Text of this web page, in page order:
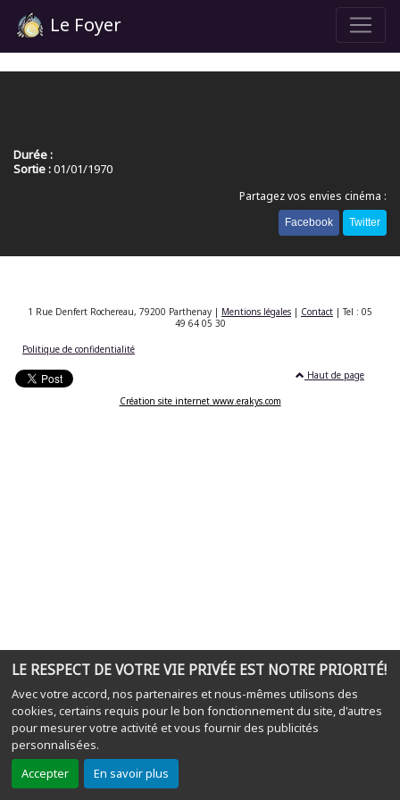
LE RESPECT DE VOTRE VIE PRIVÉE EST NOTRE PRIORITÉ!
Avec votre accord, nos partenaires et nous-mêmes utilisons des
cookies, certains requis pour le bon fonctionnement du site, d'autres
pour mesurer votre activité et vous fournir des publicités
personnalisées.
Accepter
En savoir plus
Le Foyer
Durée :
Sortie :01/01/1970
Partagez vos envies cinéma :
Facebook Twitter
1 Rue Denfert Rochereau, 79200 Parthenay | Mentions légales | Contact | Tel : 05
49 64 05 30
Politique de confidentialité
Haut de page
Création site internet www.erakys.com